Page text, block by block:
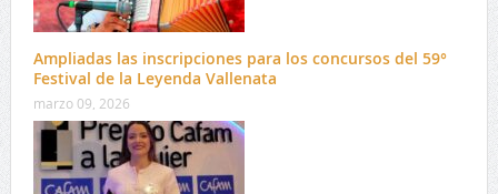
Ampliadas las inscripciones para los concursos del 59°
Festival de la Leyenda Vallenata
marzo 09, 2026